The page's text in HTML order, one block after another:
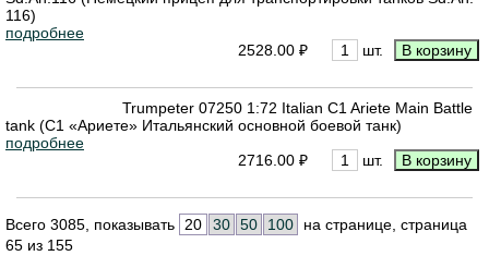
116)
подробнее
2528.00 ₽
шт.
Trumpeter 07250 1:72 Italian C1 Ariete Main Battle
tank (C1 «Ариете» Итальянский основной боевой танк)
подробнее
2716.00 ₽
шт.
Всего 3085, показывать 20 30 50 100
на странице, страница
65 из 155